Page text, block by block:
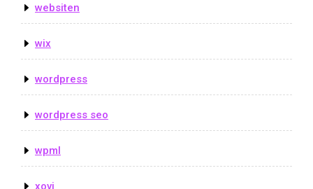
websiten
wix
wordpress
wordpress seo
wpml
xovi